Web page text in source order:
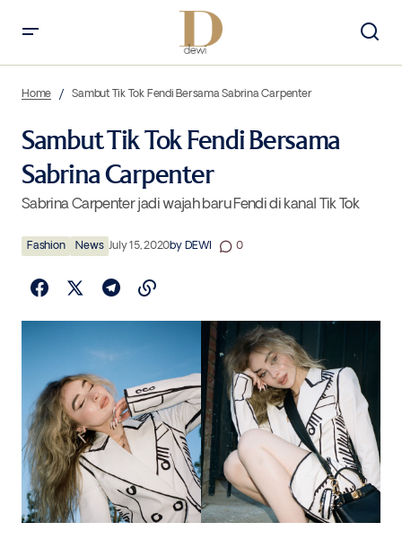
Home Sambut Tik Tok Fendi Bersama Sabrina Carpenter
Sambut Tik Tok Fendi Bersama
Sabrina Carpenter
Sabrina Carpenter jadi wajah baru Fendi di kanal Tik Tok
Fashion News July 15, 2020by DEWI 0